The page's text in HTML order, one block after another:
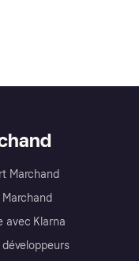
Marchand
avec Klarna
développeurs